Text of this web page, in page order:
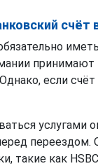
счёт
Однако, если
услугами
такие как HSBC